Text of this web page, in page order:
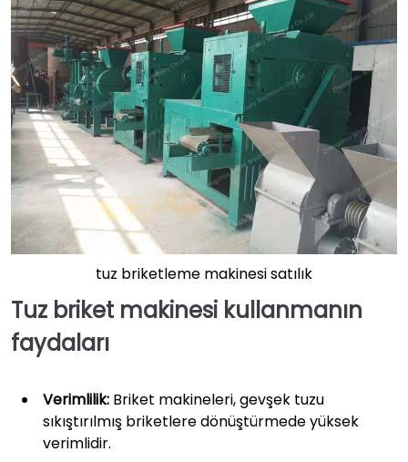
tuz briketleme makinesi satılık
Tuz briket makinesi kullanmanın
faydaları
Verimlilik: Briket makineleri, gevşek tuzu
sıkıştırılmış briketlere dönüştürmede yüksek
verimlidir.